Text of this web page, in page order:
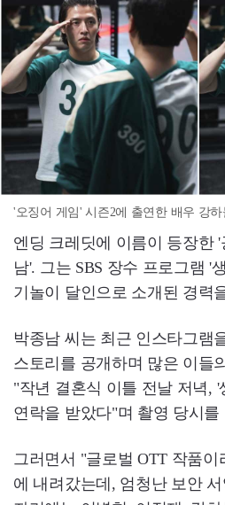
'오징어 게임' 시즌2에 출연한 배우 강
엔딩 크레딧에 이름이 등장한
남'. 그는 SBS 장수 프로그램 '
기놀이 달인으로 소개된 경력
박종남 씨는 최근 인스타그램
스토리를 공개하며 많은 이들
"작년 결혼식 이틀 전날 저녁, '
연락을 받았다"며 촬영 당시를
그러면서 "글로벌 OTT 작품
에 내려갔는데, 엄청난 보안